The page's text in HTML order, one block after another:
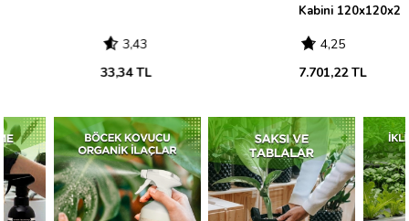
Kabini 120x120x200